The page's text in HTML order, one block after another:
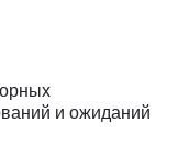
и ожиданий